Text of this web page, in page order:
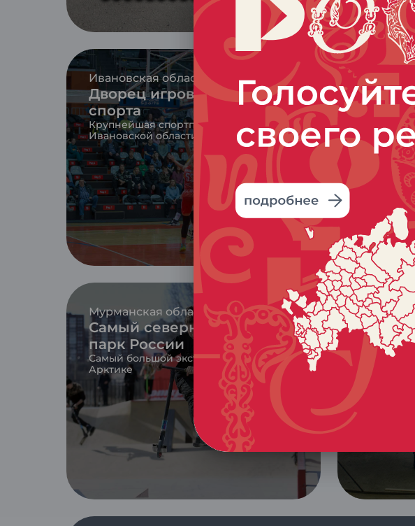
Ивановская область
Дворец игровых видов
спорта
Крупнейшая спортплощадка
Ивановской области
семей из
могут
одном
Мурманская область
Самый северный скейт-
парк России
Самый большой экстрим-парк в
Арктике
в
Один из
на